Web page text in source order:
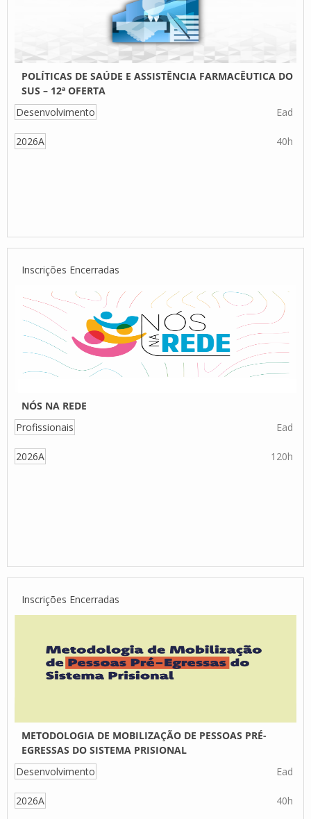
POLÍTICAS DE SAÚDE E ASSISTÊNCIA FARMACÊUTICA DO
SUS – 12ª OFERTA
Desenvolvimento
Ead
2026A 40h
Inscrições Encerradas
NÓS NA REDE
Profissionais
Ead
2026A 120h
Inscrições Encerradas
METODOLOGIA DE MOBILIZAÇÃO DE PESSOAS PRÉ-
EGRESSAS DO SISTEMA PRISIONAL
Desenvolvimento
Ead
2026A 40h